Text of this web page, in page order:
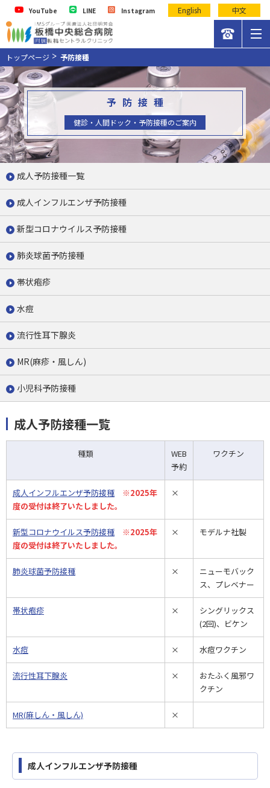
YouTube LINE Instagram English 中文
トップページ 予防接種
健診・人間ドック・予防接種のご案内
予防接種
成人予防接種一覧
成人インフルエンザ予防接種
新型コロナウイルス予防接種
肺炎球菌予防接種
帯状疱疹
水痘
流行性耳下腺炎
MR(麻疹・風しん)
小児科予防接種
成人予防接種一覧
種類
WEB
予約
ワクチン
成人インフルエンザ予防接種
※2025年
度の受付は終了いたしました。
×
新型コロナウイルス予防接種
※2025年
度の受付は終了いたしました。
× モデルナ社製
肺炎球菌予防接種 ×
ニューモバック
ス、プレベナー
帯状疱疹 ×
シングリックス
(2回)、ビケン
水痘 × 水痘ワクチン
流行性耳下腺炎 ×
おたふく風邪ワ
クチン
MR(麻しん・風しん) ×
成人インフルエンザ予防接種